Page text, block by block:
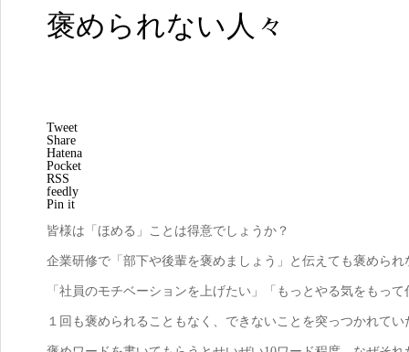
褒められない人々
Tweet
Share
Hatena
Pocket
RSS
feedly
Pin it
皆様は「ほめる」ことは得意でしょうか？
企業研修で「部下や後輩を褒めましょう」と伝えても褒めら
「社員のモチベーションを上げたい」「もっとやる気をもっ
１回も褒められることもなく、できないことを突っつかれて